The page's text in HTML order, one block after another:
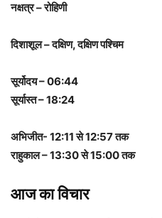
नक्षत्र – रोहिणी
दिशाशूल – दक्षिण, दक्षिण पश्चिम
सूर्योदय – 06:44
सूर्यास्त – 18:24
अभिजीत- 12:11 से 12:57 तक
राहुकाल – 13:30 से 15:00 तक
आज का विचार